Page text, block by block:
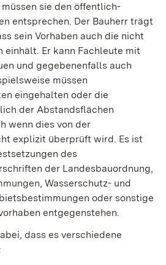
sie den öffentlich-
entsprechen. Der Bauherr trägt
sein Vorhaben auch die nicht
einhält. Er kann Fachleute mit
und gegebenenfalls auch
müssen
eingehalten oder die
der Abstandsflächen
wenn dies von der
explizit überprüft wird. Es ist
des
der Landesbauordnung,
Wasserschutz- und
oder sonstige
entgegenstehen.
dass es verschiedene